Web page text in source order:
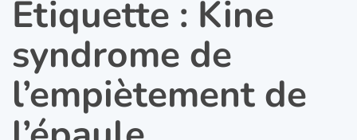
Étiquette : Kine
syndrome de
l’empiètement de